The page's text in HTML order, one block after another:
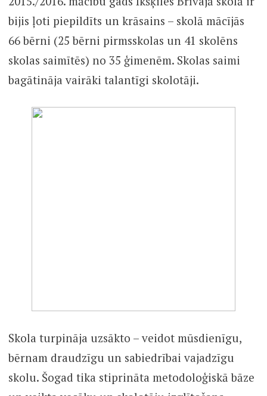
bijis ļoti piepildīts un krāsains – skolā mācījās
66 bērni (25 bērni pirmsskolas un 41 skolēns
skolas saimītēs) no 35 ģimenēm. Skolas saimi
bagātināja vairāki talantīgi skolotāji.
Skola turpināja uzsākto – veidot mūsdienīgu,
bērnam draudzīgu un sabiedrībai vajadzīgu
skolu. Šogad tika stiprināta metodoloģiskā bāze